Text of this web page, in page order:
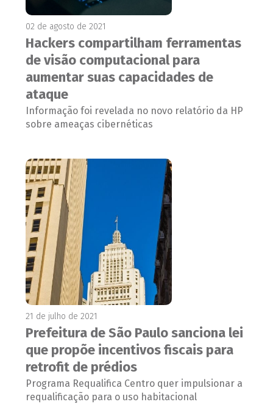
02 de agosto de 2021
Hackers compartilham ferramentas
de visão computacional para
aumentar suas capacidades de
ataque
Informação foi revelada no novo relatório da HP
sobre ameaças cibernéticas
21 de julho de 2021
Prefeitura de São Paulo sanciona lei
que propõe incentivos fiscais para
retrofit de prédios
Programa Requalifica Centro quer impulsionar a
requalificação para o uso habitacional